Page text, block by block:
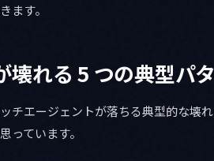
ます。
壊れる 5 つの典型パ
チエージェントが落ちる典型的な壊
っています。